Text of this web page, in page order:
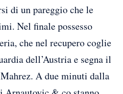
di un pareggio che le
Nel finale possesso
che nel recupero coglie
dell’Austria e segna il
A due minuti dalla